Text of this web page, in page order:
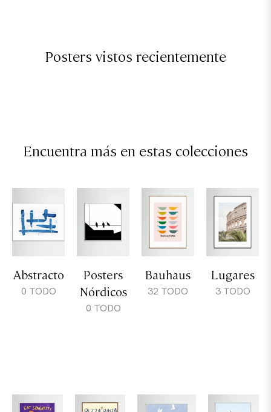
Posters vistos recientemente
Encuentra más en estas colecciones
Abstracto
0 TODO
Posters
Nórdicos
0 TODO
Bauhaus
32 TODO
Lugares
3 TODO